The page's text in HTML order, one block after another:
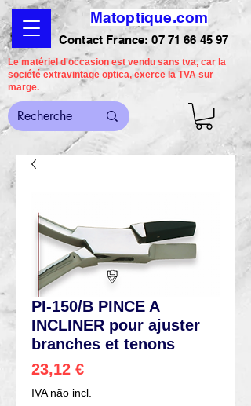
Matoptique.com
Contact France:07 71 66 45 97
Le matériel d'occasion est vendu sans tva, car la
société extravintage optica, exerce la TVA sur
marge.
PI-150/B PINCE A
INCLINER pour ajuster
branches et tenons
23,12 €Preço
IVA não incl.